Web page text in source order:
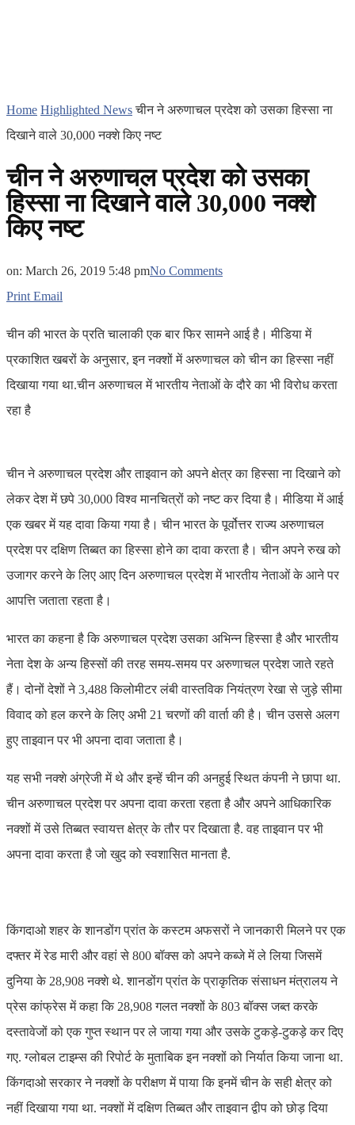
Home Highlighted News चीन ने अरुणाचल प्रदेश को उसका हिस्सा ना
दिखाने वाले 30,000 नक्शे किए नष्ट
चीन ने अरुणाचल प्रदेश को उसका
हिस्सा ना दिखाने वाले 30,000 नक्शे
किए नष्ट
on: March 26, 2019 5:48 pmNo Comments
Print Email
चीन की भारत के प्रति चालाकी एक बार फिर सामने आई है। मीडिया में
प्रकाशित खबरों के अनुसार, इन नक्शों में अरुणाचल को चीन का हिस्सा नहीं
दिखाया गया था.चीन अरुणाचल में भारतीय नेताओं के दौरे का भी विरोध करता
रहा है
चीन ने अरुणाचल प्रदेश और ताइवान को अपने क्षेत्र का हिस्सा ना दिखाने को
लेकर देश में छपे 30,000 विश्व मानचित्रों को नष्ट कर दिया है। मीडिया में आई
एक खबर में यह दावा किया गया है। चीन भारत के पूर्वोत्तर राज्य अरुणाचल
प्रदेश पर दक्षिण तिब्बत का हिस्सा होने का दावा करता है। चीन अपने रुख को
उजागर करने के लिए आए दिन अरुणाचल प्रदेश में भारतीय नेताओं के आने पर
आपत्ति जताता रहता है।
भारत का कहना है कि अरुणाचल प्रदेश उसका अभिन्न हिस्सा है और भारतीय
नेता देश के अन्य हिस्सों की तरह समय-समय पर अरुणाचल प्रदेश जाते रहते
हैं। दोनों देशों ने 3,488 किलोमीटर लंबी वास्तविक नियंत्रण रेखा से जुड़े सीमा
विवाद को हल करने के लिए अभी 21 चरणों की वार्ता की है। चीन उससे अलग
हुए ताइवान पर भी अपना दावा जताता है।
यह सभी नक्शे अंग्रेजी में थे और इन्हें चीन की अनहुई स्थित कंपनी ने छापा था.
चीन अरुणाचल प्रदेश पर अपना दावा करता रहता है और अपने आधिकारिक
नक्शों में उसे तिब्बत स्वायत्त क्षेत्र के तौर पर दिखाता है. वह ताइवान पर भी
अपना दावा करता है जो खुद को स्वशासित मानता है.
किंगदाओ शहर के शानडोंग प्रांत के कस्टम अफसरों ने जानकारी मिलने पर एक
दफ्तर में रेड मारी और वहां से 800 बॉक्स को अपने कब्जे में ले लिया जिसमें
दुनिया के 28,908 नक्शे थे. शानडोंग प्रांत के प्राकृतिक संसाधन मंत्रालय ने
प्रेस कांफ्रेस में कहा कि 28,908 गलत नक्शों के 803 बॉक्स जब्त करके
दस्तावेजों को एक गुप्त स्थान पर ले जाया गया और उसके टुकड़े-टुकड़े कर दिए
गए. ग्लोबल टाइम्स की रिपोर्ट के मुताबिक इन नक्शों को निर्यात किया जाना था.
किंगदाओ सरकार ने नक्शों के परीक्षण में पाया कि इनमें चीन के सही क्षेत्र को
नहीं दिखाया गया था. नक्शों में दक्षिण तिब्बत और ताइवान द्वीप को छोड़ दिया